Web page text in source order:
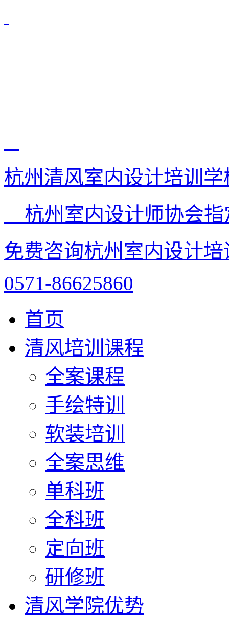
杭州清风室内设计培训学
杭州室内设计师协会
免费咨询杭州室内设计
0571-86625860
首页
清风培训课程
全案课程
手绘特训
软装培训
全案思维
单科班
全科班
定向班
研修班
清风学院优势